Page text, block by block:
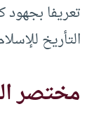
التأريخ
مختصر